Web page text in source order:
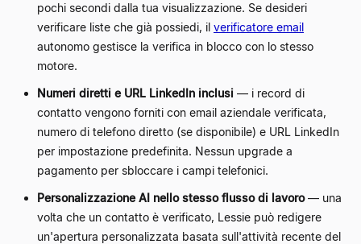
pochi secondi dalla tua visualizzazione. Se desideri
verificare liste che già possiedi, il verificatore email
autonomo gestisce la verifica in blocco con lo stesso
motore.
Numeri diretti e URL LinkedIn inclusi — i record di
contatto vengono forniti con email aziendale verificata,
numero di telefono diretto (se disponibile) e URL LinkedIn
per impostazione predefinita. Nessun upgrade a
pagamento per sbloccare i campi telefonici.
Personalizzazione AI nello stesso flusso di lavoro— una
volta che un contatto è verificato, Lessie può redigere
un'apertura personalizzata basata sull'attività recente del